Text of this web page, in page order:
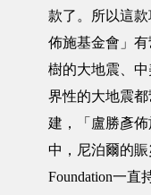
款了。所以這
佈施基金會」
樹的大地震、
界性的大地震
建，「盧勝彥
中，尼泊爾的賑
Foundation一直